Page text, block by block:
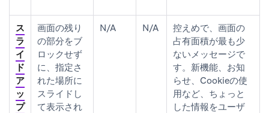
ス
ラ
イ
ド
ア
ッ
プ
画面の残り
の部分をブ
ロックせず
に、指定さ
れた場所に
スライドし
て表示され
N/A N/A
控えめで、画面の
占有面積が最も少
ないメッセージで
す。新機能、お知
らせ、Cookieの使
用など、ちょっと
した情報をユーザ